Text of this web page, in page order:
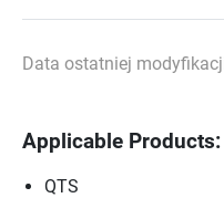
Data ostatniej
Applicable Products:
QTS